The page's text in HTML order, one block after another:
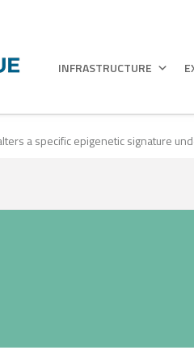
INFRASTRUCTURE
a specific epigenetic signature